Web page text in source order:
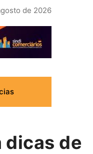
de 2026
dicas de